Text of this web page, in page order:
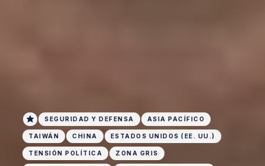
SEGURIDAD Y DEFENSA ASIA PACÍFICO
TAIWÁN CHINA ESTADOS UNIDOS (EE. UU.)
TENSIÓN POLÍTICA ZONA GRIS